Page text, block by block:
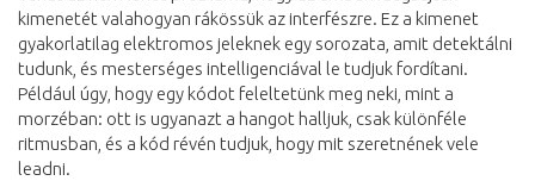
kimenetét valahogyan rákössük az interfészre. Ez a kimenet
gyakorlatilag elektromos jeleknek egy sorozata, amit detektálni
tudunk, és mesterséges intelligenciával le tudjuk fordítani.
Például úgy, hogy egy kódot feleltetünk meg neki, mint a
morzéban: ott is ugyanazt a hangot halljuk, csak különféle
ritmusban, és a kód révén tudjuk, hogy mit szeretnének vele
leadni.